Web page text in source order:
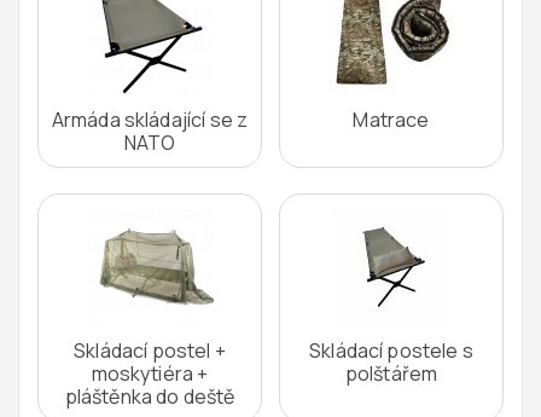
Armáda skládající se z
NATO
Matrace
Skládací postel +
moskytiéra +
pláštěnka do deště
Skládací postele s
polštářem